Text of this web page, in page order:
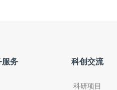
服务 科创交流
科研项目